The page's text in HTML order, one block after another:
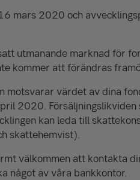
mars 2020 och
utmanande marknad för
kommer att förändras
motsvarar värdet av dina
2020.
kan leda till
skattehemvist).
välkommen att kontakta
något av våra bankkontor.